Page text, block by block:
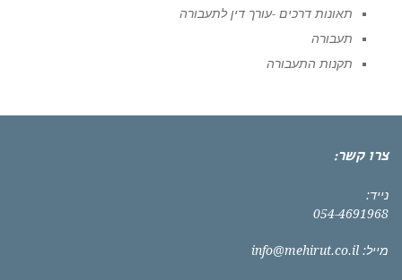
תאונות דרכים -עורך דין לתעבורה
תעבורה
תקנות התעבורה
צרו קשר:
נייד:
054-4691968
מייל: info@mehirut.co.il